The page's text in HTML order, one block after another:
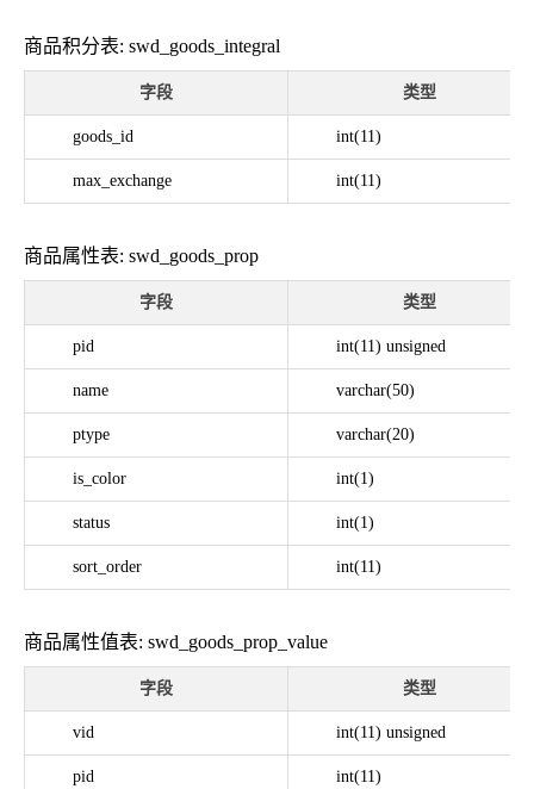
商品积分表: swd_goods_integral
字段 类型
goods_id int(11)
max_exchange int(11)
商品属性表: swd_goods_prop
字段 类型
pid int(11) unsigned
name varchar(50)
ptype varchar(20)
is_color int(1)
status int(1)
sort_order int(11)
商品属性值表: swd_goods_prop_value
字段 类型
vid int(11) unsigned
pid int(11)